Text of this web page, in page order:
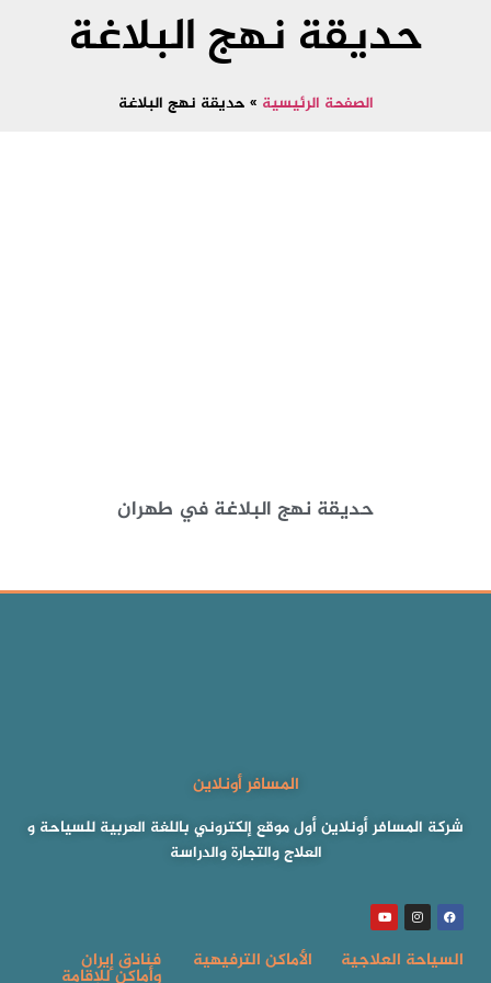
حديقة نهج البلاغة
الصفحة الرئيسية » حديقة نهج البلاغة
حديقة نهج البلاغة في طهران
المسافر أونلاين
شركة المسافر أونلاين أول موقع إلكتروني باللغة العربية للسياحة و
العلاج والتجارة والدراسة
السياحة العلاجية الأماكن الترفيهية فنادق إيران
وأماكن للإقامة